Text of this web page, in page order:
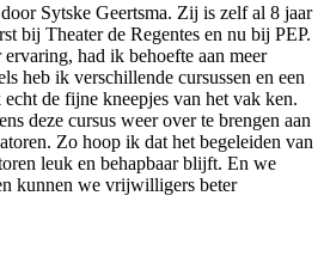
Sytske Geertsma. Zij is zelf al 8 jaar
bij Theater de Regentes en nu bij PEP.
ervaring, had ik behoefte aan meer
heb ik verschillende cursussen en een
de fijne kneepjes van het vak ken.
deze cursus weer over te brengen aan
Zo hoop ik dat het begeleiden van
leuk en behapbaar blijft. En we
kunnen we vrijwilligers beter